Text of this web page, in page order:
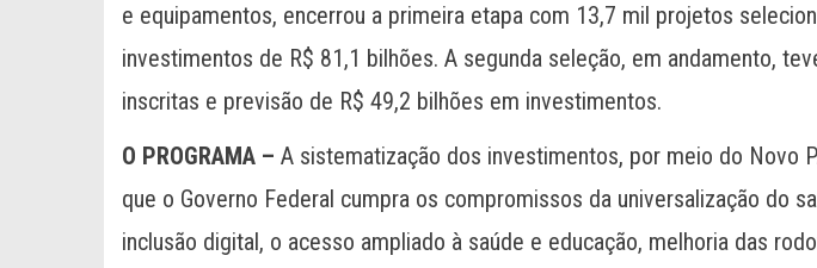
e equipamentos, encerrou a primeira etapa com 13,7 mil projetos
investimentos de R$ 81,1 bilhões. A segunda seleção, em andamento,
inscritas e previsão de R$ 49,2 bilhões em investimentos.
O PROGRAMA – A sistematização dos investimentos, por meio do Novo
que o Governo Federal cumpra os compromissos da universalização do
inclusão digital, o acesso ampliado à saúde e educação, melhoria das